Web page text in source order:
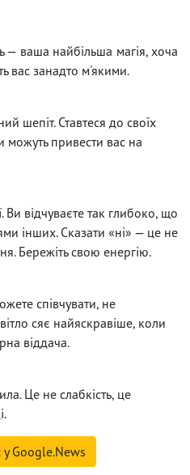
— ваша найбільша магія, хоча
вас занадто м'якими.
шепіт. Ставтеся до своїх
можуть привести вас на
відчуваєте так глибоко, що
інших. Сказати «ні» — це не
Бережіть свою енергію.
співчувати, не
сяє найяскравіше, коли
віддача.
Це не слабкість, це
у Google.News